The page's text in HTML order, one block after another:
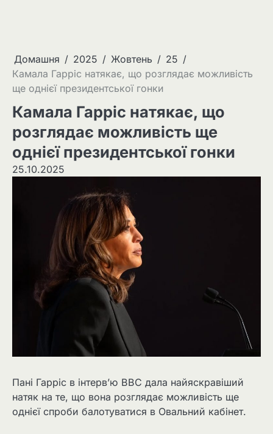
Домашня 2025 Жовтень
25
Камала Гарріс натякає, що розглядає можливість
ще однієї президентської гонки
Камала Гарріс натякає, що
розглядає можливість ще
однієї президентської гонки
25.10.2025
Пані Гарріс в інтерв’ю BBC дала найяскравіший
натяк на те, що вона розглядає можливість ще
однієї спроби балотуватися в Овальний кабінет.